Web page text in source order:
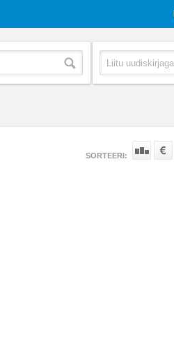
SORTEERI: